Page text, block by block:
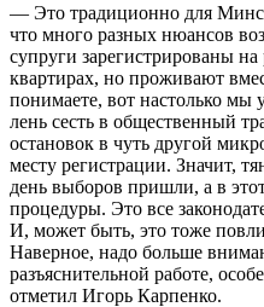
— Это традиционно для
что много разных нюансов
супруги зарегистрированы
квартирах, но проживают
понимаете, вот настолько
лень сесть в общественный
остановок в чуть другой
месту регистрации. Значит,
день выборов пришли, а в
процедуры. Это все
И, может быть, это тоже
Наверное, надо больше
разъяснительной работе,
отметил Игорь Карпенко.